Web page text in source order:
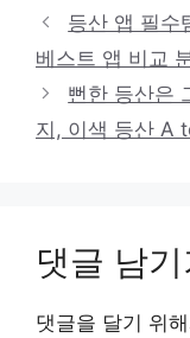
등산 앱 필수
베스트 앱 비교
뻔한 등산은
지, 이색 등산 A
댓글 남기
댓글을 달기 위